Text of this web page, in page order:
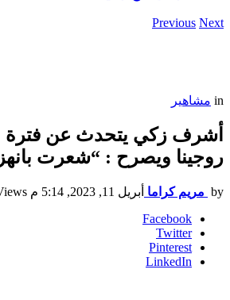
Previous Next
in مشاهير
أشرف زكي يتحدث عن فترة
روجينا ويصرح : “شعرت
by مريم كراما أبريل 11, 2023, 5:14 م
Facebook
Twitter
Pinterest
LinkedIn